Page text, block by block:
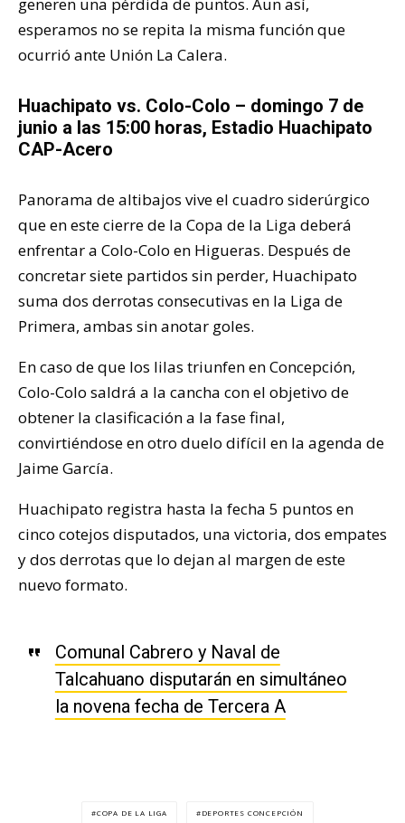
esperamos no se repita la misma función que
ocurrió ante Unión La Calera.
Huachipato vs. Colo-Colo – domingo 7 de
junio a las 15:00 horas, Estadio Huachipato
CAP-Acero
Panorama de altibajos vive el cuadro siderúrgico
que en este cierre de la Copa de la Liga deberá
enfrentar a Colo-Colo en Higueras. Después de
concretar siete partidos sin perder, Huachipato
suma dos derrotas consecutivas en la Liga de
Primera, ambas sin anotar goles.
En caso de que los lilas triunfen en Concepción,
Colo-Colo saldrá a la cancha con el objetivo de
obtener la clasificación a la fase final,
convirtiéndose en otro duelo difícil en la agenda de
Jaime García.
Huachipato registra hasta la fecha 5 puntos en
cinco cotejos disputados, una victoria, dos empates
y dos derrotas que lo dejan al margen de este
nuevo formato.
Comunal Cabrero y Naval de
Talcahuano disputarán en simultáneo
la novena fecha de Tercera A
COPA DE LA LIGA DEPORTES CONCEPCIÓN